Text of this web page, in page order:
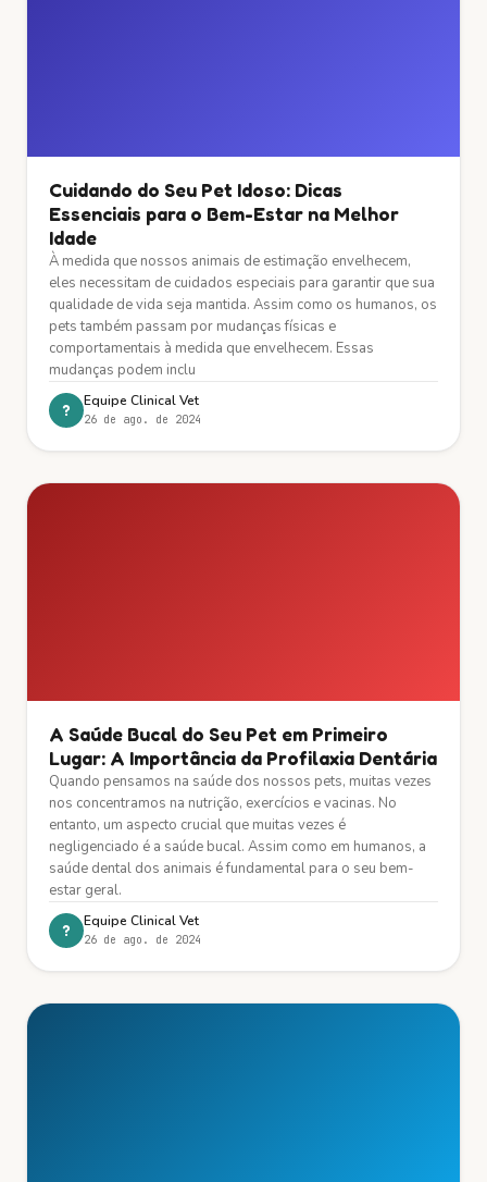
Cuidando do Seu Pet Idoso: Dicas
Essenciais para o Bem-Estar na Melhor
Idade
À medida que nossos animais de estimação envelhecem,
eles necessitam de cuidados especiais para garantir que sua
qualidade de vida seja mantida. Assim como os humanos, os
pets também passam por mudanças físicas e
comportamentais à medida que envelhecem. Essas
mudanças podem inclu
? Equipe Clinical Vet
26 de ago. de 2024
A Saúde Bucal do Seu Pet em Primeiro
Lugar: A Importância da Profilaxia Dentária
Quando pensamos na saúde dos nossos pets, muitas vezes
nos concentramos na nutrição, exercícios e vacinas. No
entanto, um aspecto crucial que muitas vezes é
negligenciado é a saúde bucal. Assim como em humanos, a
saúde dental dos animais é fundamental para o seu bem-
estar geral.
? Equipe Clinical Vet
26 de ago. de 2024